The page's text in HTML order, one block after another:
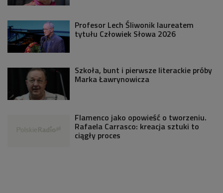
Profesor Lech Śliwonik laureatem
tytułu Człowiek Słowa 2026
Szkoła, bunt i pierwsze literackie próby
Marka Ławrynowicza
Flamenco jako opowieść o tworzeniu.
Rafaela Carrasco: kreacja sztuki to
ciągły proces